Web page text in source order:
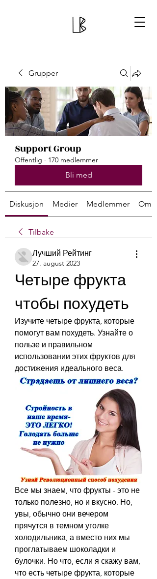
Grupper
Support Group
Offentlig · 170 medlemmer
Bli med
Diskusjon Medier Medlemmer Om
Tilbake
Лучший Рейтинг
27. august 2023
Четыре фрукта
чтобы похудеть
Изучите четыре фрукта, которые
помогут вам похудеть. Узнайте о
пользе и правильном
использовании этих фруктов для
достижения идеального веса.
Все мы знаем, что фрукты - это не
только полезно, но и вкусно. Но,
увы, обычно они вечером
прячутся в темном уголке
холодильника, а вместо них мы
проглатываем шоколадки и
булочки. Но что, если я скажу вам,
что есть четыре фрукта, которые